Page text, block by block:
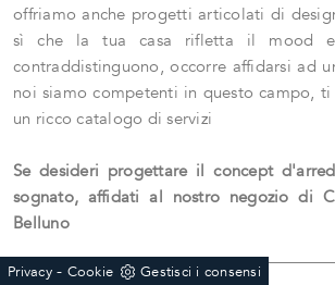
offriamo anche progetti articolati di
sì che la tua casa rifletta il mood
contraddistinguono, occorre affidarsi ad
noi siamo competenti in questo campo,
un ricco catalogo di servizi
Se desideri progettare il concept
sognato, affidati al nostro negozio di
Belluno
Privacy- Cookie Gestisci i consensi